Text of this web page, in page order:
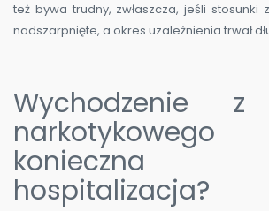
też bywa trudny, zwłaszcza, jeśli stosunki
nadszarpnięte, a okres uzależnienia trwał
Wychodzenie z
hospitalizacja?